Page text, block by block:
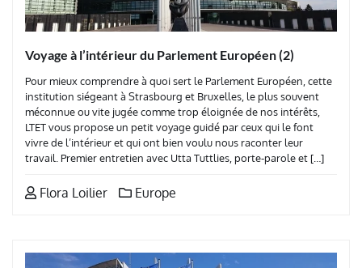
Voyage à l’intérieur du Parlement Européen (2)
Pour mieux comprendre à quoi sert le Parlement Européen, cette
institution siégeant à Strasbourg et Bruxelles, le plus souvent
méconnue ou vite jugée comme trop éloignée de nos intérêts,
LTET vous propose un petit voyage guidé par ceux qui le font
vivre de l’intérieur et qui ont bien voulu nous raconter leur
travail. Premier entretien avec Utta Tuttlies, porte-parole et […]
Flora Loilier Europe